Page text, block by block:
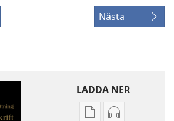
Nästa
LADDA NER